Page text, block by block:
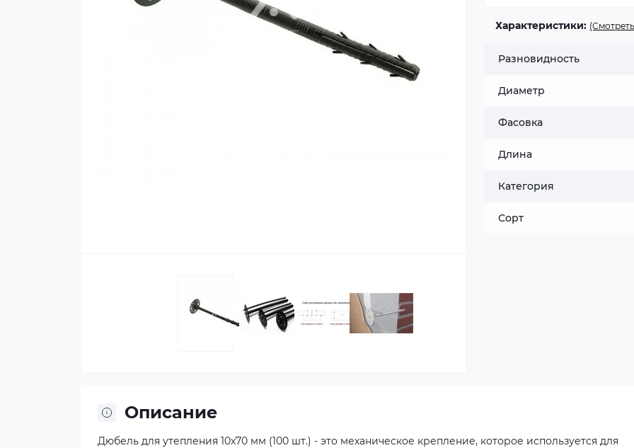
Характеристики:
Разновидность
Диаметр
Фасовка
Длина
Категория
Сорт
Описание
Дюбель для утепления 10x70 мм (100 шт.) - это механическое крепление, которое используется для